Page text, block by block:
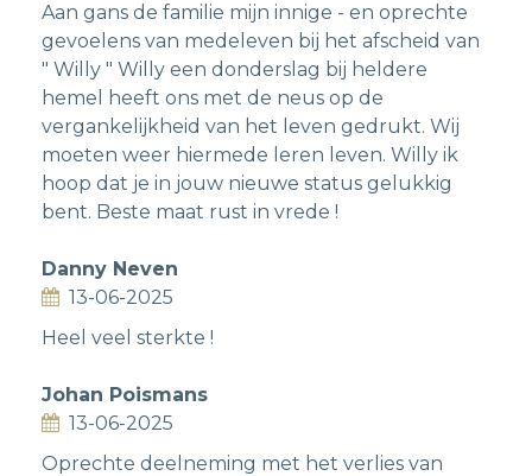
Aan gans de familie mijn innige - en oprechte
gevoelens van medeleven bij het afscheid van
" Willy " Willy een donderslag bij heldere
hemel heeft ons met de neus op de
vergankelijkheid van het leven gedrukt. Wij
moeten weer hiermede leren leven. Willy ik
hoop dat je in jouw nieuwe status gelukkig
bent. Beste maat rust in vrede !
Danny Neven
13-06-2025
Heel veel sterkte !
Johan Poismans
13-06-2025
Oprechte deelneming met het verlies van